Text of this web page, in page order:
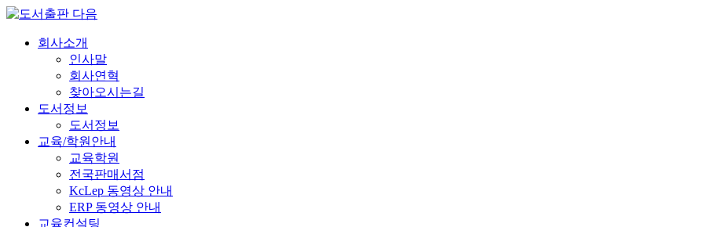
회사소개
인사말
회사연혁
찾아오시는길
도서정보
도서정보
교육/학원안내
교육학원
전국판매서점
KcLep 동영상 안내
ERP 동영상 안내
교육컨설팅